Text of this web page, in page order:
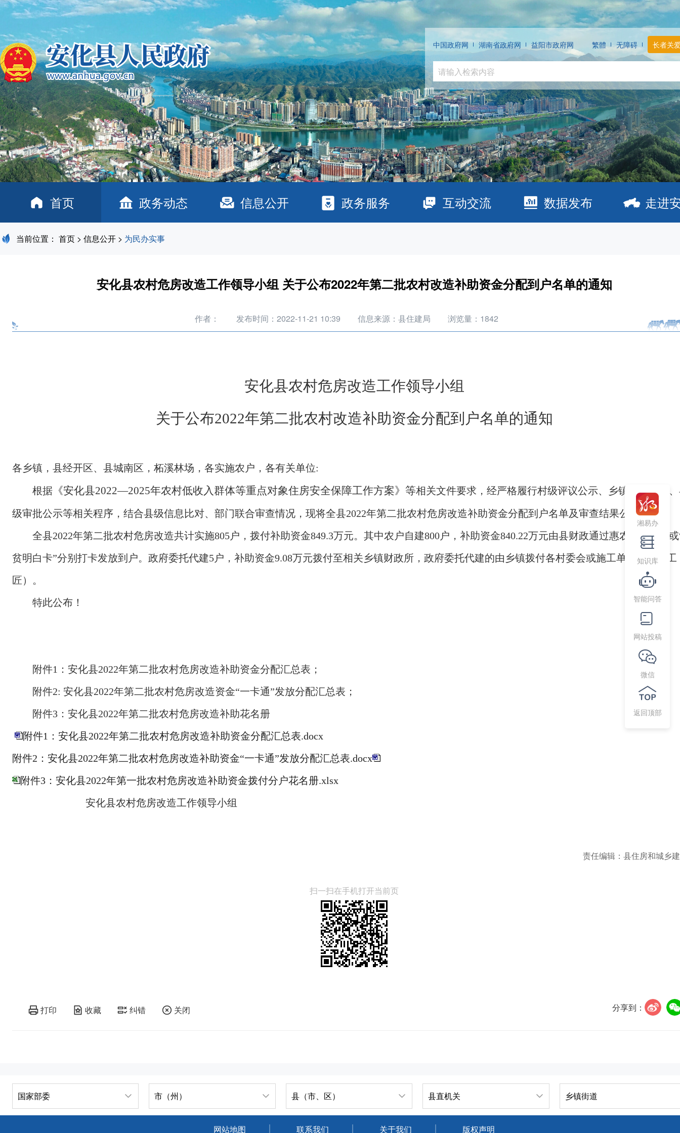
中国政府网 湖南省政府网 益阳市政府网 繁體 无障碍 长者关
首页 政务动态 信息公开 政务服务 互动交流 数据发布 走进
当前位置： 首页 > 信息公开 > 为民办实事
安化县农村危房改造工作领导小组 关于公布2022年第二批农村改造补助资金分配到户名单的通知
作者： 发布时间：2022-11-21 10:39 信息来源：县住建局 浏览量： 1842
安化县农村危房改造工作领导小组
关于公布2022年第二批农村改造补助资金分配到户名单的通知
各乡镇，县经开区、县城南区，柘溪林场，各实施农户，各有关单位:
根据 《安化县2022—2025年农村低收入群体等重点对象住房安全保障工作方案》等相关文件要求，经严格履行村级评议公示、乡镇审核公示
级审批公示等相关程序，结合县级信息比对、部门联合审查情况，现将全县2022年第二批农村危房改造补助资金分配到户名单及审查结果公示如下:
全县2022年第二批农村危房改造共计实施805户，拨付补助资金849.3万元。其中农户自建800户，补助资金840.22万元由县财政通过惠农“一卡通”
贫明白卡”分别打卡发放到户。政府委托代建5户，补助资金9.08万元拨付至相关乡镇财政所，政府委托代建的由乡镇拨付各村委会或施工单位（承包工
匠）。
特此公布！
附件1：安化县2022年第二批农村危房改造补助资金分配汇总表；
附件2: 安化县2022年第二批农村危房改造资金“一卡通”发放分配汇总表；
附件3：安化县2022年第二批农村危房改造补助花名册
附件1：安化县2022年第二批农村危房改造补助资金分配汇总表.docx
附件2：安化县2022年第二批农村危房改造补助资金“一卡通”发放分配汇总表.docx
附件3：安化县2022年第一批农村危房改造补助资金拨付分户花名册.xlsx
安化县农村危房改造工作领导小组
责任编辑：县住房和城乡
扫一扫在手机打开当前页
打印 收藏 纠错 关闭 分享到：
湘易办
知识库
智能问答
网站投稿
微信
返回顶部
国家部委 市（州） 县（市、区） 县直机关 乡镇街道
网站地图 联系我们 关于我们 版权声明